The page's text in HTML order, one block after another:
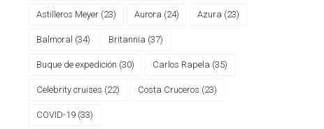
Astilleros Meyer (23) Aurora (24) Azura (23)
Balmoral (34) Britannia (37)
Buque de expedición (30) Carlos Rapela (35)
Celebrity cruises (22) Costa Cruceros (23)
COVID-19 (33)